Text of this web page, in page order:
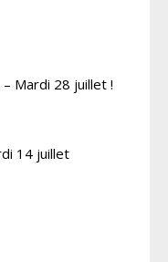
Mardi 28 juillet !
14 juillet